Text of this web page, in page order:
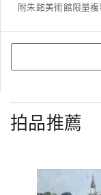
附朱銘美術館限量
拍品推薦